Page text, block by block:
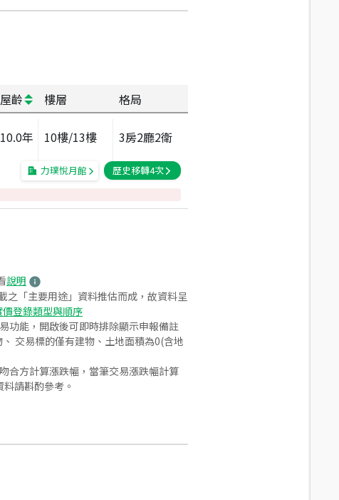
屋齡 樓層 格局
10.0年 10樓/13樓 3房2廳2衛
力璞悅月館 歷史移轉4次
說明
之「主要用途」資料推估而成，故資料呈
登錄類型與順序
功能，開啟後可即時排除顯示申報備註
交易標的僅有建物、土地面積為0(含地
合方計算漲跌幅，當筆交易漲跌幅計算
請斟酌參考。